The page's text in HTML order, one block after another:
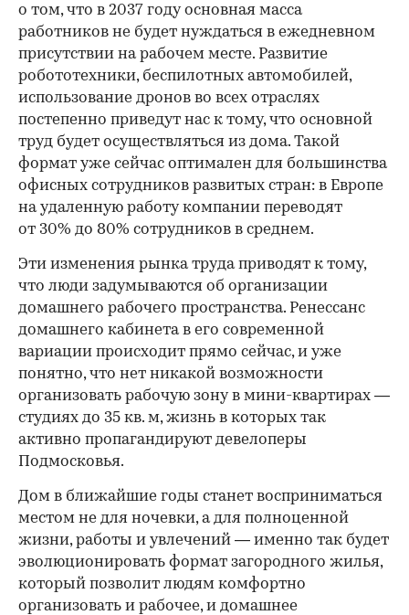
о том, что в 2037 году основная масса
работников не будет нуждаться в ежедневном
присутствии на рабочем месте. Развитие
робототехники, беспилотных автомобилей,
использование дронов во всех отраслях
постепенно приведут нас к тому, что основной
труд будет осуществляться из дома. Такой
формат уже сейчас оптимален для большинства
офисных сотрудников развитых стран: в Европе
на удаленную работу компании переводят
от 30% до 80% сотрудников в среднем.
Эти изменения рынка труда приводят к тому,
что люди задумываются об организации
домашнего рабочего пространства. Ренессанс
домашнего кабинета в его современной
вариации происходит прямо сейчас, и уже
понятно, что нет никакой возможности
организовать рабочую зону в мини-квартирах —
студиях до 35 кв. м, жизнь в которых так
активно пропагандируют девелоперы
Подмосковья.
Дом в ближайшие годы станет восприниматься
местом не для ночевки, а для полноценной
жизни, работы и увлечений — именно так будет
эволюционировать формат загородного жилья,
который позволит людям комфортно
организовать и рабочее, и домашнее